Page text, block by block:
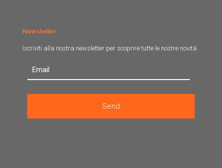
Newsletter
Iscriviti alla nostra newsletter per scoprire tutte le nostre novità